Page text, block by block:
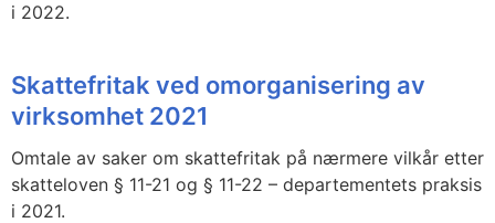
i 2022.
Skattefritak ved omorganisering av
virksomhet 2021
Omtale av saker om skattefritak på nærmere vilkår etter
skatteloven § 11-21 og § 11-22 – departementets praksis
i 2021.